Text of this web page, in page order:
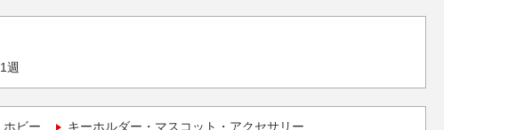
1週
ホビー キーホルダー・マスコット・アクセサリー